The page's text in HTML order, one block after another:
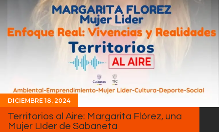
Equipo
Sobre Nosotros
Contactos
DICIEMBRE 18, 2024
Territorios al Aire: Margarita Flórez, una
Mujer Líder de Sabaneta